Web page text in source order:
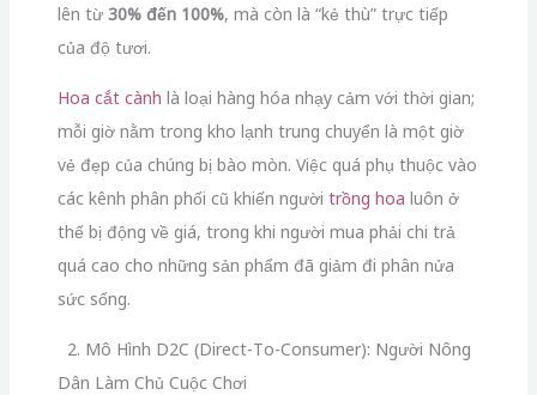
lên từ 30% đến 100%, mà còn là “kẻ thù” trực tiếp
của độ tươi.
Hoa cắt cành là loại hàng hóa nhạy cảm với thời gian;
mỗi giờ nằm trong kho lạnh trung chuyển là một giờ
vẻ đẹp của chúng bị bào mòn. Việc quá phụ thuộc vào
các kênh phân phối cũ khiến người trồng hoa luôn ở
thế bị động về giá, trong khi người mua phải chi trả
quá cao cho những sản phẩm đã giảm đi phân nửa
sức sống.
2. Mô Hình D2C (Direct-To-Consumer): Người Nông
Dân Làm Chủ Cuộc Chơi